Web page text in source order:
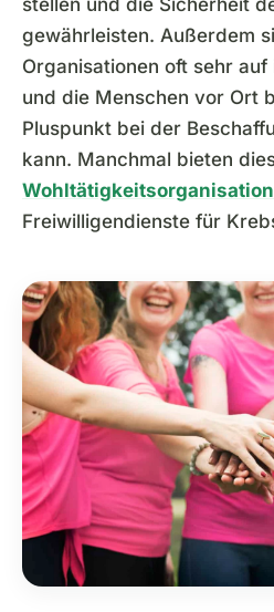
stellen und die Sicherheit
gewährleisten. Außerdem
Organisationen oft sehr
und die Menschen vor Ort
Pluspunkt bei der
kann. Manchmal bieten
Freiwilligendienste für